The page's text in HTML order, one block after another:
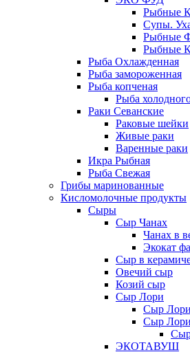
Рыбные
Супы.
Рыбные
Рыбные
Рыба Охлажденная
Рыба замороженная
Рыба копченая
Рыба
Раки Севанские
Раковые шейки
Живые раки
Варенные раки
Икра Рыбная
Рыба Свежая
Грибы маринованные
Кисломолочные продукты
Сыры
Сыр Чанах
Чанах в
Экокат
Сыр в
Овечий сыр
Козий сыр
Сыр Лори
Сыр
Сыр
ЭКОТАВУШ